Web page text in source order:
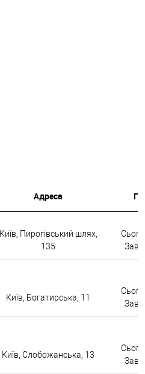
Адреса
Київ, Пирогівський шлях,
135
Київ, Богатирська, 11
Київ, Слобожанська, 13